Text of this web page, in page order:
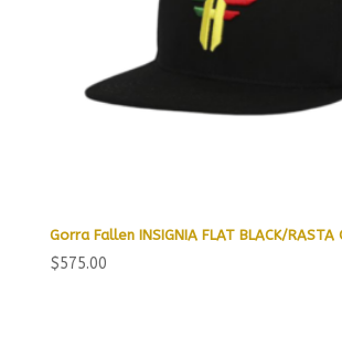
Gorra Fallen INSIGNIA FLAT BLACK/RASTA
$575.00